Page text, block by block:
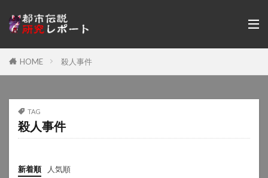
HOME 殺人事件
TAG
殺人事件
新着順 人気順